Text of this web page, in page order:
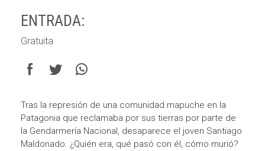
ENTRADA:
Gratuita
Tras la represión de una comunidad mapuche en la
Patagonia que reclamaba por sus tierras por parte de
la Gendarmería Nacional, desaparece el joven Santiago
Maldonado. ¿Quién era, qué pasó con él, cómo murió?